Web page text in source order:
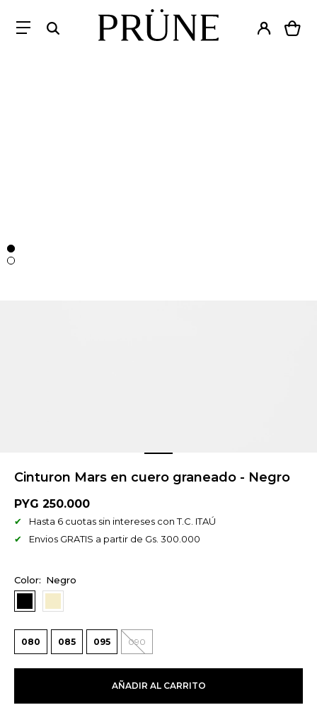
Cinturon Mars en cuero graneado - Negro
PYG 250.000
Hasta 6 cuotas sin intereses con T.C. ITAÚ
Envios GRATIS a partir de Gs. 300.000
Negro
080 085 095 090
AÑADIR AL CARRITO